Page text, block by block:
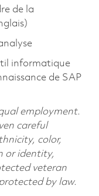
de la
informatique
de SAP
employment.
careful
color,
or identity,
veteran
by law.